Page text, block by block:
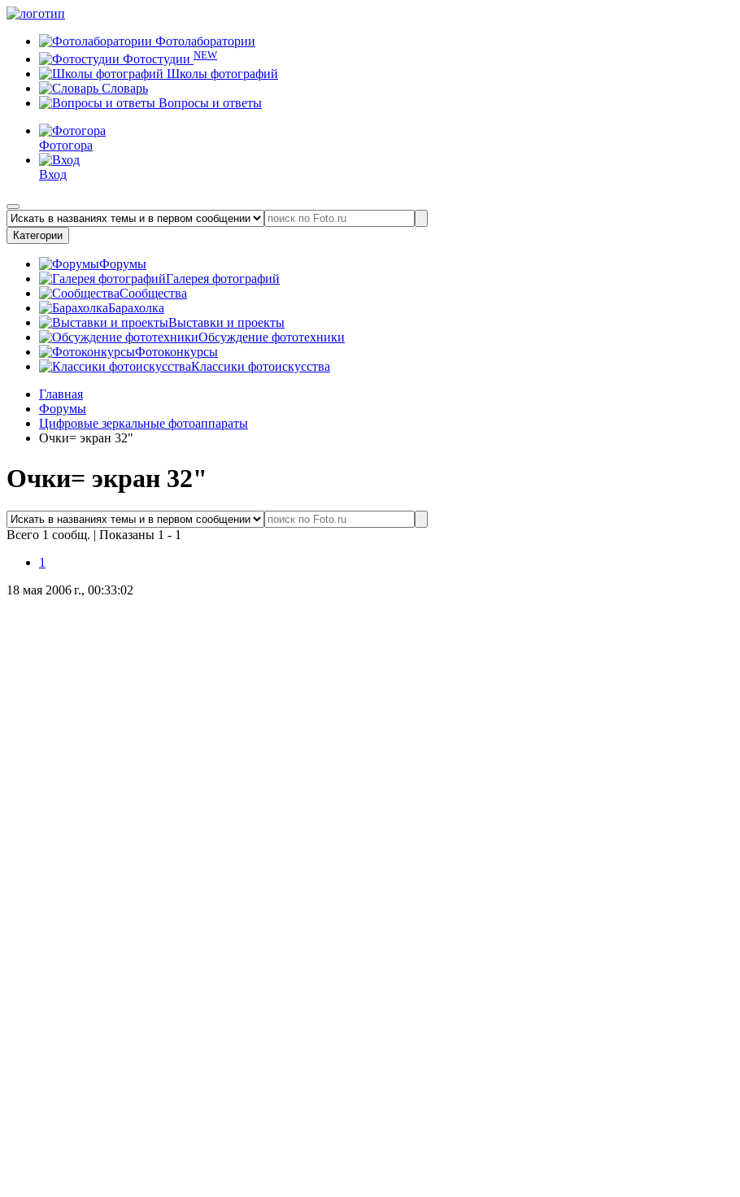
Фотолаборатории
Фотостудии NEW
Школы фотографий
Словарь
Вопросы и ответы
Фотогора
Вход
Категории
Форумы
Галерея фотографий
Сообщества
Барахолка
Выставки и проекты
Обсуждение фототехники
Фотоконкурсы
Классики фотоискусства
Главная
Форумы
Цифровые зеркальные фотоаппараты
Очки= экран 32"
Очки= экран 32"
Всего 1 сообщ. | Показаны 1 - 1
1
18 мая 2006 г., 00:33:02